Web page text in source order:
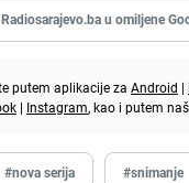
u omiljene
putem aplikacije za Android |
| Instagram, kao i putem
#nova serija #snimanje